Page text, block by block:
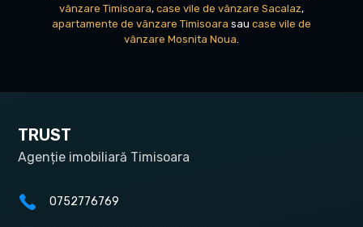
vânzare Timisoara, case vile de vânzare Sacalaz,
apartamente de vânzare Timisoara sau case vile de
vânzare Mosnita Noua
TRUST
Agenție imobiliară Timisoara
0752776769